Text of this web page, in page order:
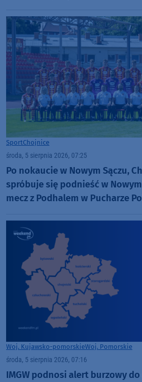
SportChojnice
środa, 5 sierpnia 2026, 07:25
Po nokaucie w Nowym Sączu,
spróbuje się podnieść w
mecz z Podhalem w Pucharze
Woj. Kujawsko-pomorskieWoj. Pomorskie
środa, 5 sierpnia 2026, 07:16
IMGW podnosi alert burzowy